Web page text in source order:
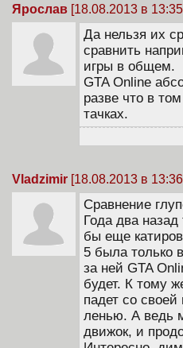
Ярослав [18.08.2013 в
Да нельзя их
сравнить
игры в общем.
GTA Online
разве что в
тачках.
Vladzimir [18.08.2013 в
Сравнение
Года два назад
бы еще
5 была только
за ней GTA
будет. К тому
падет со
ленью. А ведь
движок, и